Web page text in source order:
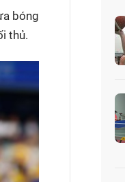
đua offroad
Games 33
bóng
thủ.